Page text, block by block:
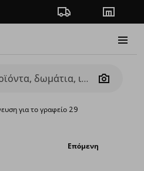
Πορεία παραγγελίας
Camera
για το γραφείο 29
Επόμενη